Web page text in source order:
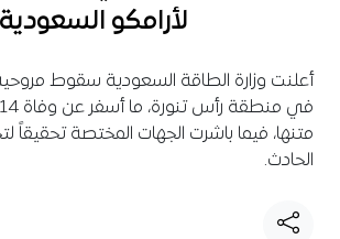
لأرامكو السعودية
أعلنت وزارة الطاقة السعودية سقوط مروحية
متنها، فيما باشرت الجهات المختصة تحقيقاً
الحادث.